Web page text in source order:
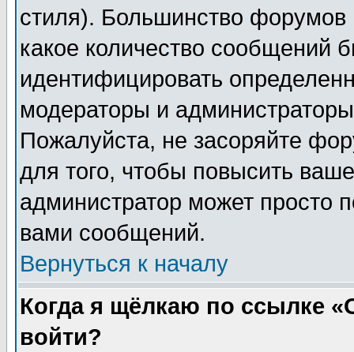
стиля). Большинство форумов
какое количество сообщений
идентифицировать
модераторы и
Пожалуйста, не засоряйте
для того, чтобы повысить
администратор может просто
вами сообщений.
Вернуться к началу
Когда я щёлкаю по ссылке
войти?